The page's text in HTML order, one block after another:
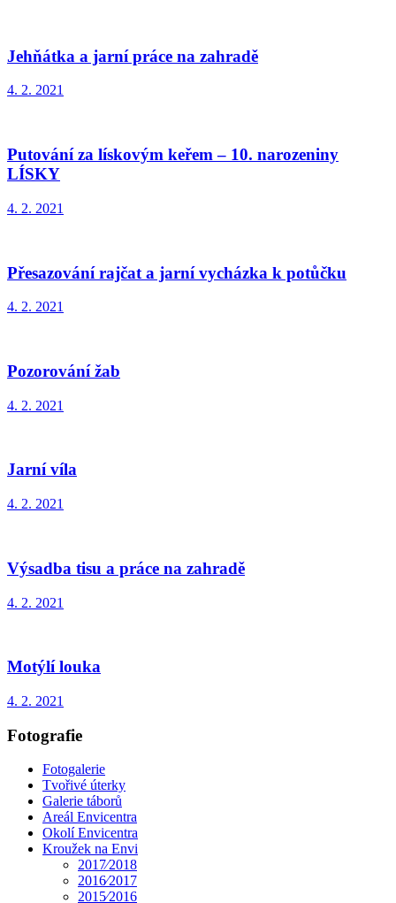
Jehňátka a jarní práce na zahradě
4. 2. 2021
Putování za lískovým keřem – 10. narozeniny
LÍSKY
4. 2. 2021
Přesazování rajčat a jarní vycházka k potůčku
4. 2. 2021
Pozorování žab
4. 2. 2021
Jarní víla
4. 2. 2021
Výsadba tisu a práce na zahradě
4. 2. 2021
Motýlí louka
4. 2. 2021
Fotografie
Fotogalerie
Tvořivé úterky
Galerie táborů
Areál Envicentra
Okolí Envicentra
Kroužek na Envi
2017⁄2018
2016⁄2017
2015⁄2016